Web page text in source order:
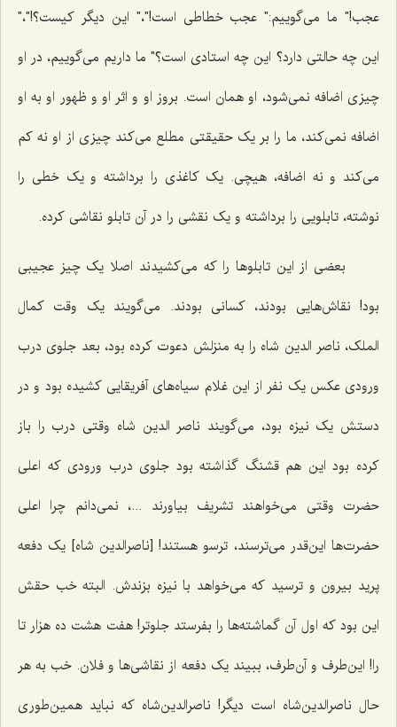
عجب!" ما می‌گوییم:" عجب خطاطی است!"،" این دیگر کیست؟!"،"
این چه حالتی دارد؟ این چه استادی است؟" ما داریم می‌گوییم، در او
چیزی اضافه نمی‌شود، او همان است. بروز او و اثر او و ظهور او به او
اضافه نمی‌کند، ما را بر یک حقیقتی مطلع می‌کند چیزی از او نه کم
می‌کند و نه اضافه، هیچی. یک کاغذی را برداشته و یک خطی را
نوشته، تابلویی را برداشته و یک نقشی را در آن تابلو نقاشی کرده.
بعضی از این تابلوها را که می‌کشیدند اصلا یک چیز عجیبی
بود! نقاش‌هایی بودند، کسانی بودند. می‌گویند یک وقت کمال
الملک، ناصر الدین شاه را به منزلش دعوت کرده بود، بعد جلوی درب
ورودی عکس یک نفر از این غلام سیاه‌های آفریقایی کشیده بود و در
دستش یک نیزه بود، می‌گویند ناصر الدین شاه وقتی درب را باز
کرده بود این هم قشنگ گذاشته بود جلوی درب ورودی که اعلی
حضرت وقتی می‌خواهند تشریف بیاورند ...، نمی‌دانم چرا اعلی
حضرت‌ها این‌قدر می‌ترسند، ترسو هستند! [ناصرالدین شاه‌] یک دفعه
پرید بیرون و ترسید که می‌خواهد با نیزه بزندش. البته خب حقش
این بود که اول آن گماشته‌ها را بفرستد جلوتر! هفت هشت ده هزار تا
را! این‌طرف و آن‌طرف، ببیند یک دفعه از نقاشی‌ها و فلان. خب به هر
حال ناصرالدین‌شاه است دیگر! ناصرالدین‌شاه که نباید همین‌طوری